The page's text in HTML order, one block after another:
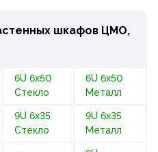
шкафов ЦМО,
6U 6x50
Стекло
6U 6x50
Металл
9U 6x35
Стекло
9U 6x35
Металл